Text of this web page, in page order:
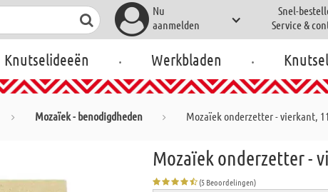
Nu
aanmelden
Snel-
Service &
Knutselideeën . Werkbladen .
Mozaïek - benodigdheden Mozaïek onderzetter - vierkant,
Mozaïek onderzetter -
(5 Beoordelingen)